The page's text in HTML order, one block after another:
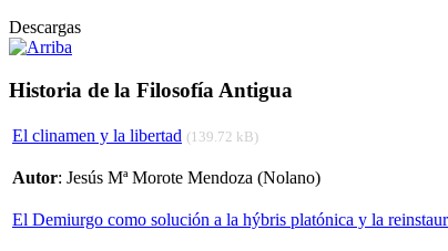
Descargas
Historia de la Filosofía Antigua
El clinamen y la libertad (139.72 kB)
Autor: Jesús Mª Morote Mendoza (Nolano)
El Demiurgo como solución a la hýbris platónica y la